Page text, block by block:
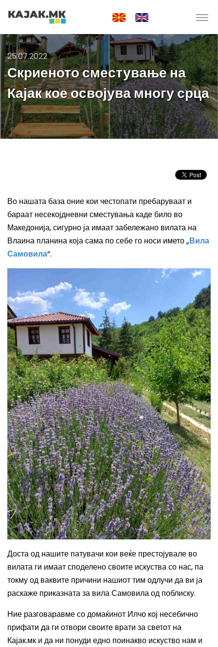
25.07.2022
Скриеното сместување на
Кајак кое освојува многу срца
Во нашата база оние кои честопати пребаруваат и
бараат несекојдневни сместувања каде било во
Македонија, сигурно ја имаат забележано вилата на
Влаина планина која сама по себе го носи името „Вила
Самовила“.
Доста од нашите патувачи кои веќе престојувале во
вилата ги имаат споделено своите искуства со нас, па
токму од ваквите причини нашиот тим одлучи да ви ја
раскаже приказната за вила Самовила од поблиску.
Ние разговаравме со домаќинот Илчо кој несебично
прифати да ги отвори своите врати за светот на
Кајак.мк и да ни понуди едно поинакво искуство нам и